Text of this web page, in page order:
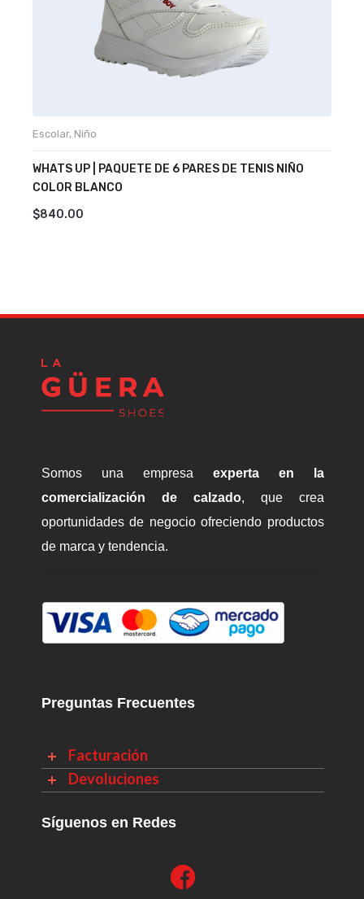
Escolar, Niño
WHATS UP | PAQUETE DE 6 PARES DE TENIS NIÑO
COLOR BLANCO
$840.00
Somos una empresa experta en la
comercialización de calzado, que crea
oportunidades de negocio ofreciendo productos
de marca y tendencia.
Preguntas Frecuentes
Facturación
Devoluciones
Síguenos en Redes